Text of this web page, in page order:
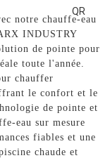
notre chauffe-eau
INDUSTRY
de pointe pour
toute l'année.
chauffer
le confort et le
de pointe et
eau sur mesure
fiables et une
chaude et